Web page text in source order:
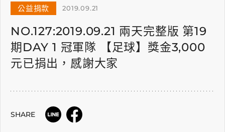
公益捐款 2019.09.21
NO.127:2019.09.21 兩天完整版 第19
期DAY 1 冠軍隊 【足球】獎金3,000
元已捐出，感謝大家
SHARE